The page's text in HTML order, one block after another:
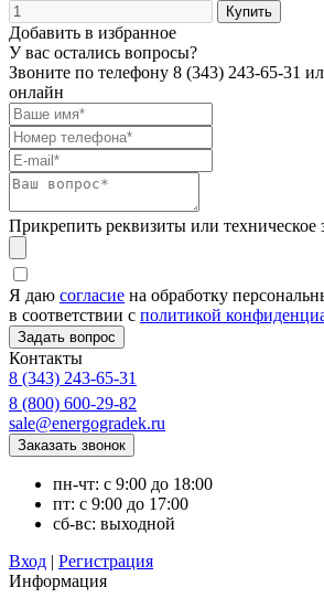
Добавить в избранное
У вас остались вопросы?
Звоните по телефону 8 (343) 243-65-31
онлайн
Прикрепить реквизиты или техническое
Я даю согласие на обработку
в соответствии с политикой
Контакты
8 (343) 243-65-31
8 (800) 600-29-82
sale@energogradek.ru
пн-чт: с 9:00 до 18:00
пт: с 9:00 до 17:00
сб-вс: выходной
Вход | Регистрация
Информация